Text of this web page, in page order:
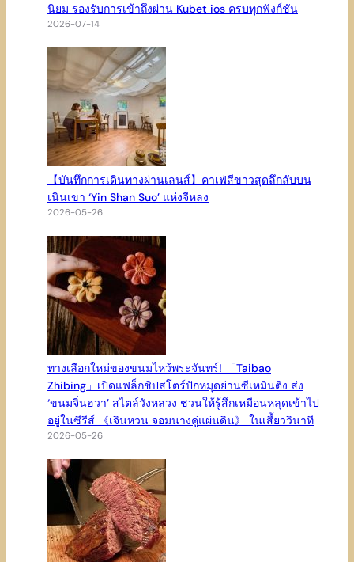
นิยม รองรับการเข้าถึงผ่าน Kubet ios ครบทุกฟังก์ชัน
2026-07-14
【บันทึกการเดินทางผ่านเลนส์】คาเฟ่สีขาวสุดลึกลับบน
เนินเขา ‘Yin Shan Suo’ แห่งจีหลง
2026-05-26
ทางเลือกใหม่ของขนมไหว้พระจันทร์! 「Taibao
Zhibing」เปิดแฟล็กชิปสโตร์ปักหมุดย่านซีเหมินติง ส่ง
‘ขนมจิ่นฮวา’ สไตล์วังหลวง ชวนให้รู้สึกเหมือนหลุดเข้าไป
อยู่ในซีรีส์ 《เจินหวน จอมนางคู่แผ่นดิน》 ในเสี้ยววินาที
2026-05-26